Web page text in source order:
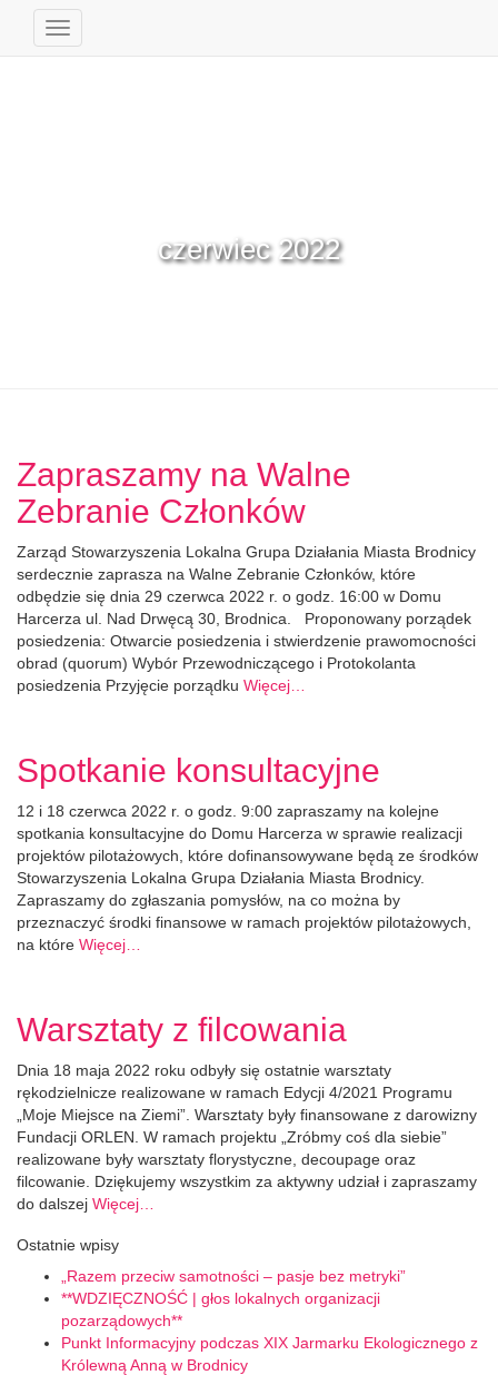
Przełącz
czerwiec 2022
Zapraszamy na Walne
Zebranie Członków
Zarząd Stowarzyszenia Lokalna Grupa Działania Miasta Brodnicy
serdecznie zaprasza na Walne Zebranie Członków, które
odbędzie się dnia 29 czerwca 2022 r. o godz. 16:00 w Domu
Harcerza ul. Nad Drwęcą 30, Brodnica. Proponowany porządek
posiedzenia: Otwarcie posiedzenia i stwierdzenie prawomocności
obrad (quorum) Wybór Przewodniczącego i Protokolanta
posiedzenia Przyjęcie porządku Więcej…
Spotkanie konsultacyjne
12 i 18 czerwca 2022 r. o godz. 9:00 zapraszamy na kolejne
spotkania konsultacyjne do Domu Harcerza w sprawie realizacji
projektów pilotażowych, które dofinansowywane będą ze środków
Stowarzyszenia Lokalna Grupa Działania Miasta Brodnicy.
Zapraszamy do zgłaszania pomysłów, na co można by
przeznaczyć środki finansowe w ramach projektów pilotażowych,
na które Więcej…
Warsztaty z filcowania
Dnia 18 maja 2022 roku odbyły się ostatnie warsztaty
rękodzielnicze realizowane w ramach Edycji 4/2021 Programu
„Moje Miejsce na Ziemi”. Warsztaty były finansowane z darowizny
Fundacji ORLEN. W ramach projektu „Zróbmy coś dla siebie”
realizowane były warsztaty florystyczne, decoupage oraz
filcowanie. Dziękujemy wszystkim za aktywny udział i zapraszamy
do dalszej Więcej…
Ostatnie wpisy
„Razem przeciw samotności – pasje bez metryki”
**WDZIĘCZNOŚĆ | głos lokalnych organizacji
pozarządowych**
Punkt Informacyjny podczas XIX Jarmarku Ekologicznego z
Królewną Anną w Brodnicy